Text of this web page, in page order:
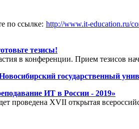
по ссылке: http://www.it-education.ru/
тезисы!
в конференции. Прием тезисов
государственный
ИТ в России - 2019»
проведена XVII открытая